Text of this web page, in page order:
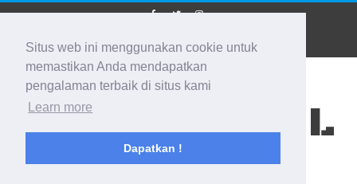
Situs web ini menggunakan cookie untuk
memastikan Anda mendapatkan
pengalaman terbaik di situs kami
Learn more
Dapatkan !
BIDIK KALSEL
Membidik Ke Segala Arah